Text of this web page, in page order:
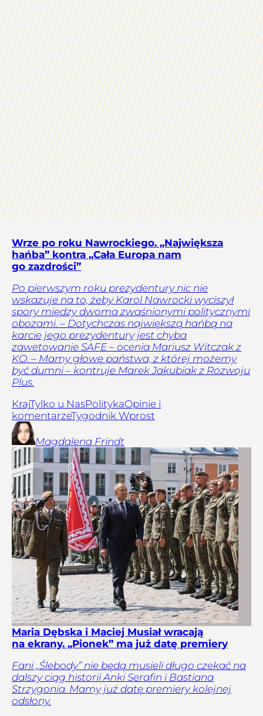
Wrze po roku Nawrockiego. „Największa
hańba” kontra „Cała Europa nam
go zazdrości”
Po pierwszym roku prezydentury nic nie
wskazuje na to, żeby Karol Nawrocki wyciszył
spory między dwoma zwaśnionymi politycznymi
obozami. – Dotychczas największą hańbą na
karcie jego prezydentury jest chyba
zawetowanie SAFE – ocenia Mariusz Witczak z
KO. – Mamy głowę państwa, z której możemy
być dumni – kontruje Marek Jakubiak z Rozwoju
Plus.
KrajTylko u NasPolitykaOpinie i
komentarzeTygodnik Wprost
Magdalena Frindt
Maria Dębska i Maciej Musiał wracają
na ekrany. „Pionek” ma już datę premiery
Fani „Ślebody” nie będą musieli długo czekać na
dalszy ciąg historii Anki Serafin i Bastiana
Strzygonia. Mamy już datę premiery kolejnej
odsłony.